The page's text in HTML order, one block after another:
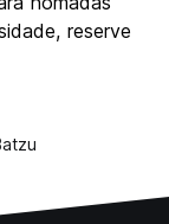
reserve